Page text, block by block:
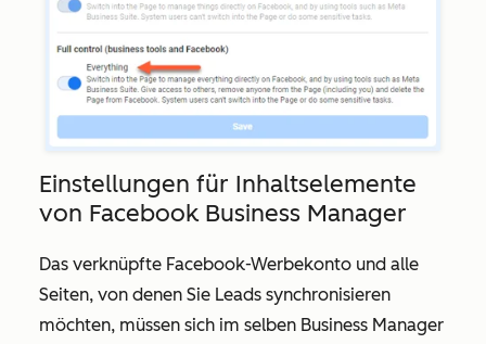
Einstellungen für Inhaltselemente
von Facebook Business Manager
Das verknüpfte Facebook-Werbekonto und alle
Seiten, von denen Sie Leads synchronisieren
möchten, müssen sich im selben Business Manager